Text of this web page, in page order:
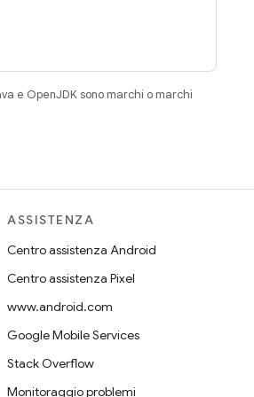
e OpenJDK sono marchi o marchi
ASSISTENZA
Centro assistenza Android
Centro assistenza Pixel
www.android.com
Google Mobile Services
Stack Overflow
Monitoraggio problemi